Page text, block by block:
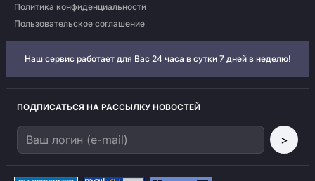
Политика конфиденциальности
Пользовательское соглашение
Наш сервис работает для Вас 24 часа в сутки 7 дней в неделю!
ПОДПИСАТЬСЯ НА РАССЫЛКУ НОВОСТЕЙ